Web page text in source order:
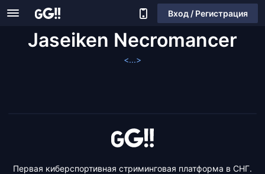
Вход / Регистрация
Jaseiken Necromancer
<...>
Первая киберспортивная стриминговая платформа в СНГ.